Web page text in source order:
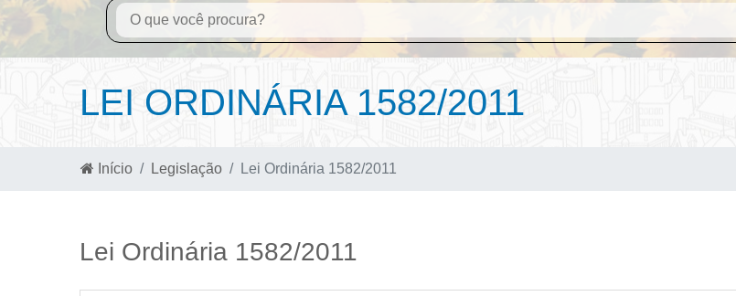
LEI ORDINÁRIA 1582/2011
Início Legislação Lei Ordinária 1582/2011
Lei Ordinária 1582/2011